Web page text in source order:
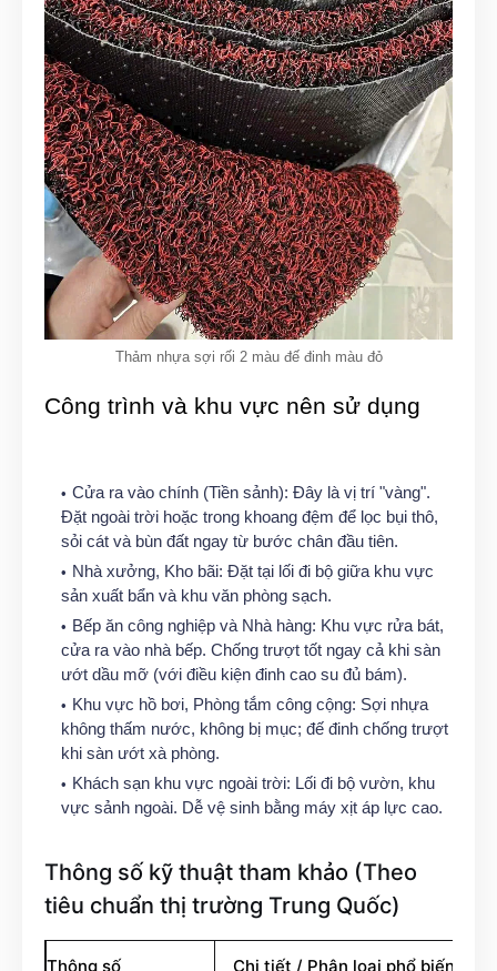
Thảm nhựa sợi rối 2 màu đế đinh màu đỏ
Công trình và khu vực nên sử dụng
Cửa ra vào chính (Tiền sảnh): Đây là vị trí "vàng".
Đặt ngoài trời hoặc trong khoang đệm để lọc bụi thô,
sỏi cát và bùn đất ngay từ bước chân đầu tiên.
Nhà xưởng, Kho bãi: Đặt tại lối đi bộ giữa khu vực
sản xuất bẩn và khu văn phòng sạch.
Bếp ăn công nghiệp và Nhà hàng: Khu vực rửa bát,
cửa ra vào nhà bếp. Chống trượt tốt ngay cả khi sàn
ướt dầu mỡ (với điều kiện đinh cao su đủ bám).
Khu vực hồ bơi, Phòng tắm công cộng: Sợi nhựa
không thấm nước, không bị mục; đế đinh chống trượt
khi sàn ướt xà phòng.
Khách sạn khu vực ngoài trời: Lối đi bộ vườn, khu
vực sảnh ngoài. Dễ vệ sinh bằng máy xịt áp lực cao.
Thông số kỹ thuật tham khảo (Theo
tiêu chuẩn thị trường Trung Quốc)
Thông số Chi tiết / Phân loại phổ biến